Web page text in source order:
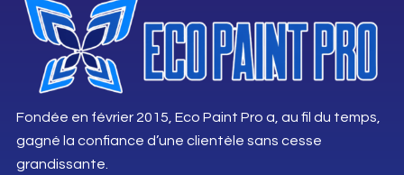
Fondée en février 2015, Eco Paint Pro a, au fil du temps,
gagné la confiance d’une clientèle sans cesse
grandissante.